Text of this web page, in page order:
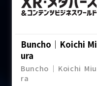
Buncho｜Koichi Mi
ura
Buncho｜Koichi Miu
ra